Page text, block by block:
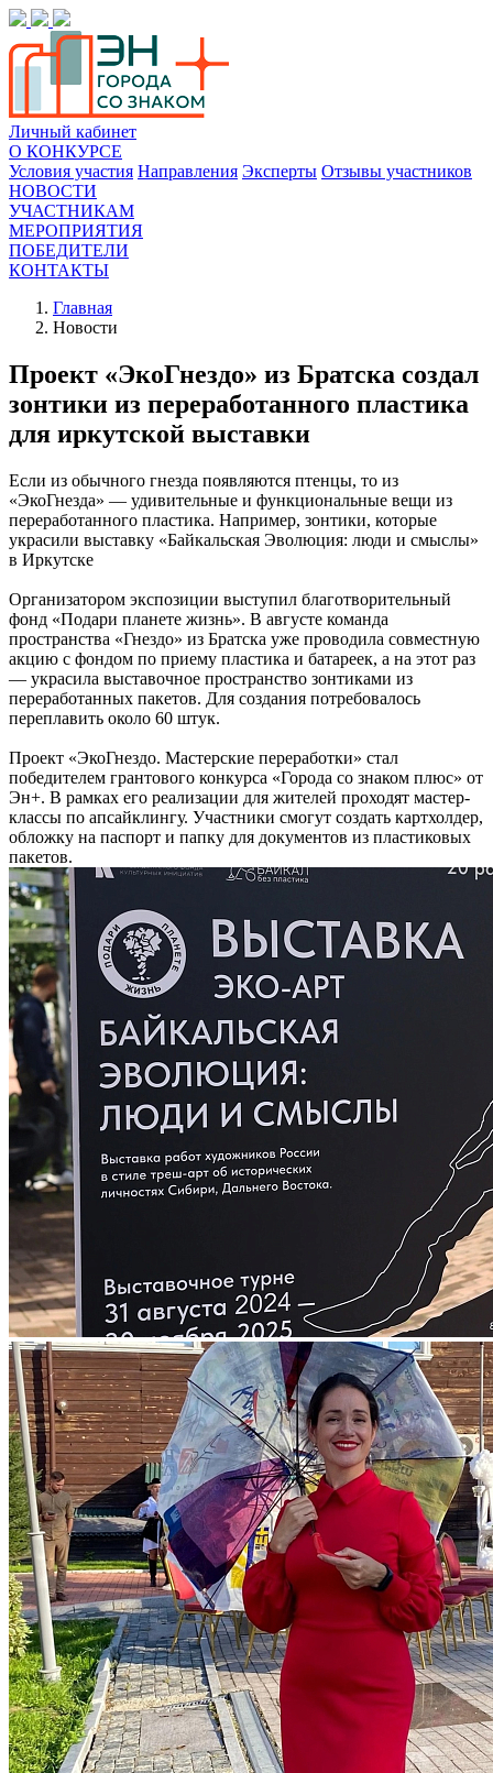
Личный кабинет
О КОНКУРСЕ
Условия участия Направления Эксперты Отзывы участников
НОВОСТИ
УЧАСТНИКАМ
МЕРОПРИЯТИЯ
ПОБЕДИТЕЛИ
КОНТАКТЫ
Главная
Новости
Проект «ЭкоГнездо» из Братска создал
зонтики из переработанного пластика
для иркутской выставки
Если из обычного гнезда появляются птенцы, то из
«ЭкоГнезда» — удивительные и функциональные вещи из
переработанного пластика. Например, зонтики, которые
украсили выставку «Байкальская Эволюция: люди и смыслы»
в Иркутске
Организатором экспозиции выступил благотворительный
фонд «Подари планете жизнь». В августе команда
пространства «Гнездо» из Братска уже проводила совместную
акцию с фондом по приему пластика и батареек, а на этот раз
— украсила выставочное пространство зонтиками из
переработанных пакетов. Для создания потребовалось
переплавить около 60 штук.
Проект «ЭкоГнездо. Мастерские переработки» стал
победителем грантового конкурса «Города со знаком плюс» от
Эн+. В рамках его реализации для жителей проходят мастер-
классы по апсайклингу. Участники смогут создать картхолдер,
обложку на паспорт и папку для документов из пластиковых
пакетов.